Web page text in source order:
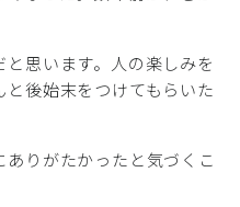
思います。人の楽しみを
後始末をつけてもらいた
りがたかったと気づくこ